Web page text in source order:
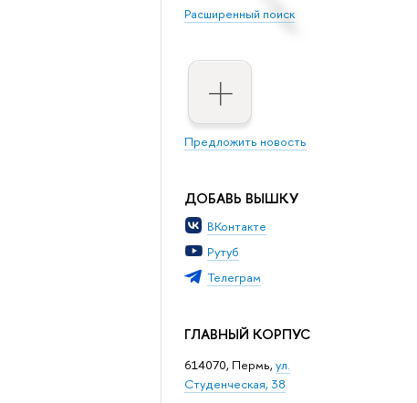
Расширенный поиск
Предложить новость
ДОБАВЬ ВЫШКУ
ВКонтакте
Рутуб
Телеграм
ГЛАВНЫЙ КОРПУС
614070, Пермь,ул.
Студенческая, 38